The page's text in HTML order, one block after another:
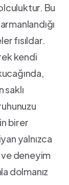
Bu
fısıldar.
‍kendi
saklı
birer
yalnızca
ve deneyim
dolmanız